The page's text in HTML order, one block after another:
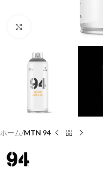
ホーム MTN 94